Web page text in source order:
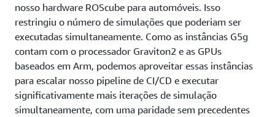
nosso hardware ROScube para automóveis. Isso
restringiu o número de simulações que poderiam ser
executadas simultaneamente. Como as instâncias G5g
contam com o processador Graviton2 e as GPUs
baseados em Arm, podemos aproveitar essas instâncias
para escalar nosso pipeline de CI/CD e executar
significativamente mais iterações de simulação
simultaneamente, com uma paridade sem precedentes